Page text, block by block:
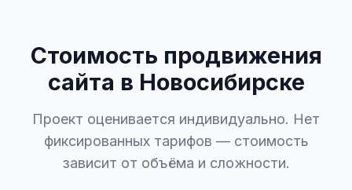
Стоимость продвижения
сайта в Новосибирске
Проект оценивается индивидуально. Нет
фиксированных тарифов — стоимость
зависит от объёма и сложности.